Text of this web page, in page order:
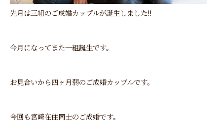
先月は三組のご成婚カップルが誕生しました!!
今月になってまた一組誕生です。
お見合いから四ヶ月弱のご成婚カップルです。
今回も宮崎在住同士のご成婚です。